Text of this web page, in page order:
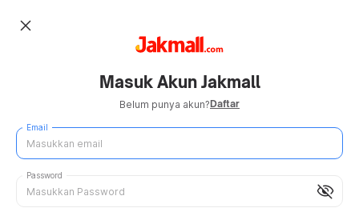
close
Masuk Akun Jakmall
Belum punya akun?Daftar
Email
visibility_off
Password